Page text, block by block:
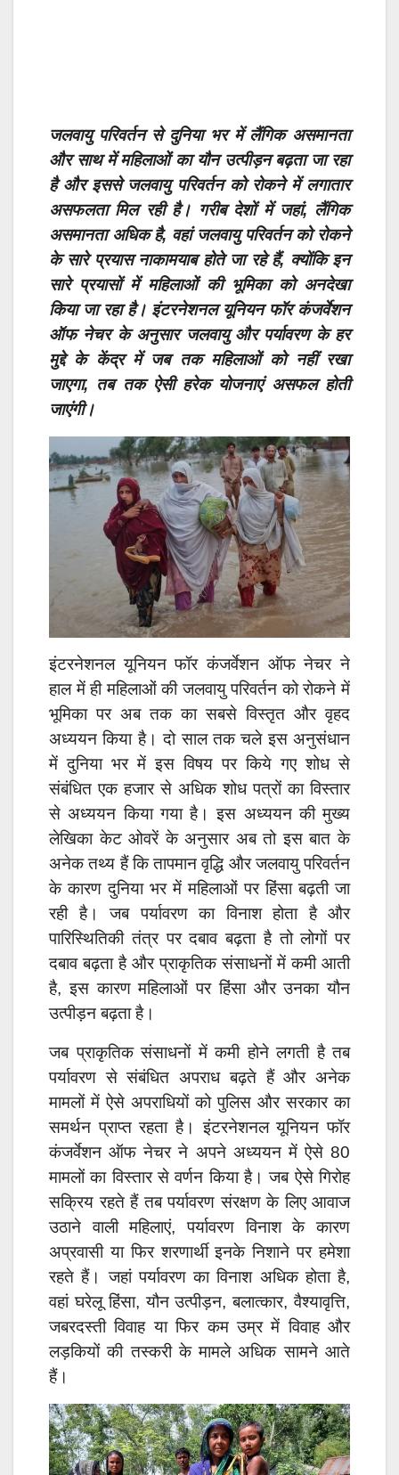
जलवायु परिवर्तन से दुनिया भर में लैंगिक असमानता
और साथ में महिलाओं का यौन उत्पीड़न बढ़ता जा रहा
है और इससे जलवायु परिवर्तन को रोकने में लगातार
असफलता मिल रही है। गरीब देशों में जहां, लैंगिक
असमानता अधिक है, वहां जलवायु परिवर्तन को रोकने
के सारे प्रयास नाकामयाब होते जा रहे हैं, क्योंकि इन
सारे प्रयासों में महिलाओं की भूमिका को अनदेखा
किया जा रहा है। इंटरनेशनल यूनियन फॉर कंजर्वेशन
ऑफ नेचर के अनुसार जलवायु और पर्यावरण के हर
मुद्दे के केंद्र में जब तक महिलाओं को नहीं रखा
जाएगा, तब तक ऐसी हरेक योजनाएं असफल होती
जाएंगी।
इंटरनेशनल यूनियन फॉर कंजर्वेशन ऑफ नेचर ने
हाल में ही महिलाओं की जलवायु परिवर्तन को रोकने में
भूमिका पर अब तक का सबसे विस्तृत और वृहद
अध्ययन किया है। दो साल तक चले इस अनुसंधान
में दुनिया भर में इस विषय पर किये गए शोध से
संबंधित एक हजार से अधिक शोध पत्रों का विस्तार
से अध्ययन किया गया है। इस अध्ययन की मुख्य
लेखिका केट ओवरें के अनुसार अब तो इस बात के
अनेक तथ्य हैं कि तापमान वृद्धि और जलवायु परिवर्तन
के कारण दुनिया भर में महिलाओं पर हिंसा बढ़ती जा
रही है। जब पर्यावरण का विनाश होता है और
पारिस्थितिकी तंत्र पर दबाव बढ़ता है तो लोगों पर
दबाव बढ़ता है और प्राकृतिक संसाधनों में कमी आती
है, इस कारण महिलाओं पर हिंसा और उनका यौन
उत्पीड़न बढ़ता है।
जब प्राकृतिक संसाधनों में कमी होने लगती है तब
पर्यावरण से संबंधित अपराध बढ़ते हैं और अनेक
मामलों में ऐसे अपराधियों को पुलिस और सरकार का
समर्थन प्राप्त रहता है। इंटरनेशनल यूनियन फॉर
कंजर्वेशन ऑफ नेचर ने अपने अध्ययन में ऐसे 80
मामलों का विस्तार से वर्णन किया है। जब ऐसे गिरोह
सक्रिय रहते हैं तब पर्यावरण संरक्षण के लिए आवाज
उठाने वाली महिलाएं, पर्यावरण विनाश के कारण
अप्रवासी या फिर शरणार्थी इनके निशाने पर हमेशा
रहते हैं। जहां पर्यावरण का विनाश अधिक होता है,
वहां घरेलू हिंसा, यौन उत्पीड़न, बलात्कार, वैश्यावृत्ति,
जबरदस्ती विवाह या फिर कम उम्र में विवाह और
लड़कियों की तस्करी के मामले अधिक सामने आते
हैं।